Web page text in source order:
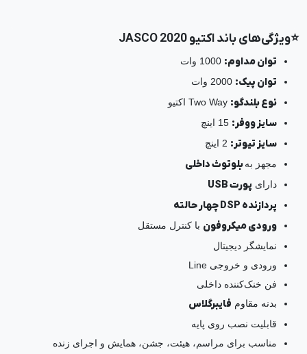
⭐ویژگی‌های باند اکتیو JASCO 2020
توان مداوم:
توان پیک:
نوع بلندگو:
سایز ووفر:
سایز تیوتر:
مجهز بهبلوتوث داخلی
دارای پورت USB
پردازنده DSP چهار حالته
ورودی میکروفون با کنترل مستقل
نمایشگر دیجیتال
ورودی و خروجی Line
فن خنک‌کننده داخلی
بدنه مقاوم فایبرگلاس
قابلیت نصب روی پایه
مناسب برای مراسم، هیئت، جشن، همایش و اجرای زنده